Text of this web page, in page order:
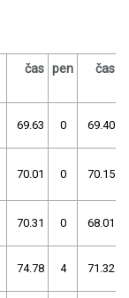
čas pen čas
69.63 0 69.40
70.01 0 70.15
70.31 0 68.01
74.78 4 71.32